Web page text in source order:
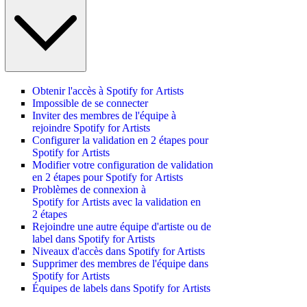
Obtenir l'accès à Spotify for Artists
Impossible de se connecter
Inviter des membres de l'équipe à
rejoindre Spotify for Artists
Configurer la validation en 2 étapes pour
Spotify for Artists
Modifier votre configuration de validation
en 2 étapes pour Spotify for Artists
Problèmes de connexion à
Spotify for Artists avec la validation en
2 étapes
Rejoindre une autre équipe d'artiste ou de
label dans Spotify for Artists
Niveaux d'accès dans Spotify for Artists
Supprimer des membres de l'équipe dans
Spotify for Artists
Équipes de labels dans Spotify for Artists